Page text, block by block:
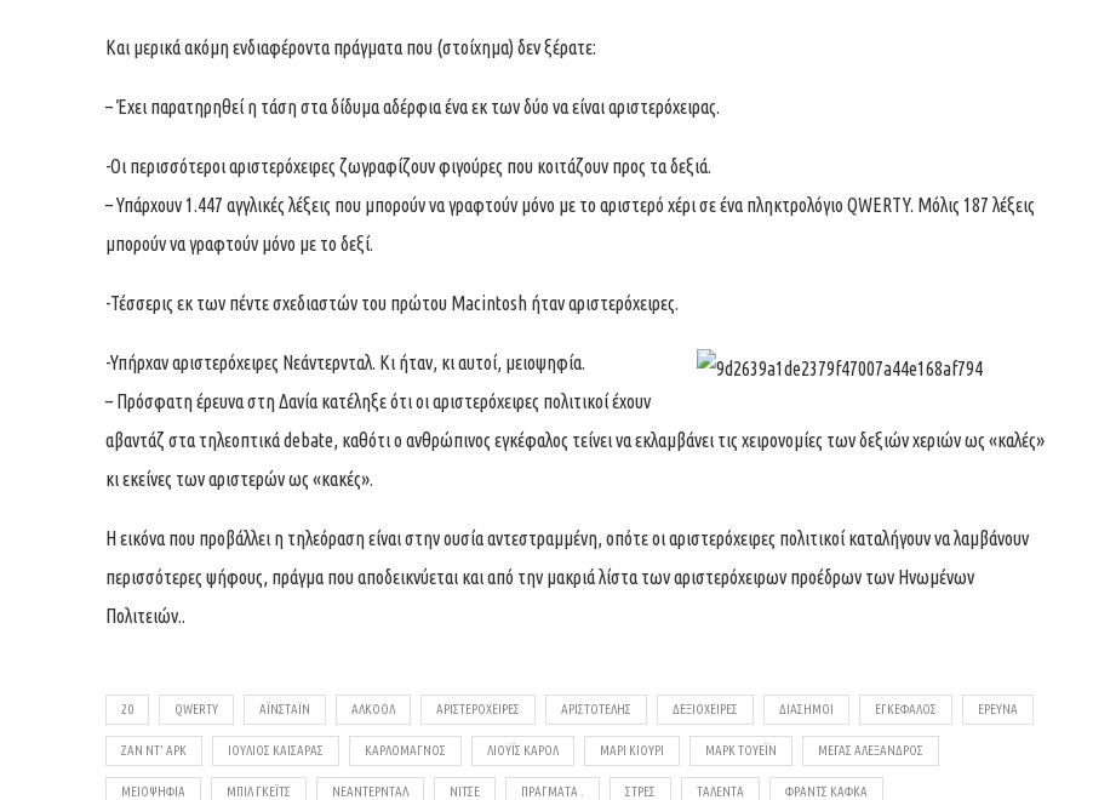
Και μερικά ακόμη ενδιαφέροντα πράγματα που (στοίχημα) δεν ξέρατε:
– Έχει παρατηρηθεί η τάση στα δίδυμα αδέρφια ένα εκ των δύο να είναι αριστερόχειρας.
-Οι περισσότεροι αριστερόχειρες ζωγραφίζουν φιγούρες που κοιτάζουν προς τα δεξιά.
– Υπάρχουν 1.447 αγγλικές λέξεις που μπορούν να γραφτούν μόνο με το αριστερό χέρι σε ένα πληκτρολόγιο QWERTY. Μόλις 187 λέξεις
μπορούν να γραφτούν μόνο με το δεξί.
-Τέσσερις εκ των πέντε σχεδιαστών του πρώτου Macintosh ήταν αριστερόχειρες.
-Υπήρχαν αριστερόχειρες Νεάντερνταλ. Κι ήταν, κι αυτοί, μειοψηφία.
– Πρόσφατη έρευνα στη Δανία κατέληξε ότι οι αριστερόχειρες πολιτικοί έχουν
αβαντάζ στα τηλεοπτικά debate, καθότι ο ανθρώπινος εγκέφαλος τείνει να εκλαμβάνει τις χειρονομίες των δεξιών χεριών ως «καλές»
κι εκείνες των αριστερών ως «κακές».
Η εικόνα που προβάλλει η τηλεόραση είναι στην ουσία αντεστραμμένη, οπότε οι αριστερόχειρες πολιτικοί καταλήγουν να λαμβάνουν
περισσότερες ψήφους, πράγμα που αποδεικνύεται και από την μακριά λίστα των αριστερόχειρων προέδρων των Ηνωμένων
Πολιτειών..
20 QWERTY ΆΙΝΣΤΑΪΝ ΑΛΚΟΟΛ ΑΡΙΣΤΕΡΌΧΕΙΡΕΣ ΑΡΙΣΤΟΤΈΛΗΣ ΔΕΞΙΟΧΕΙΡΕΣ ΔΙΑΣΗΜΟΙ ΕΓΚΈΦΑΛΟΣ ΈΡΕΥΝΑ
ΖΑΝ ΝΤ’ ΑΡΚ ΙΟΎΛΙΟΣ ΚΑΊΣΑΡΑΣ ΚΑΡΛΟΜΆΓΝΟΣ ΛΙΟΎΙΣ ΚΆΡΟΛ ΜΑΡΊ ΚΙΟΥΡΊ ΜΑΡΚ ΤΟΥΈΙΝ ΜΈΓΑΣ ΑΛΈΞΑΝΔΡΟΣ
ΜΕΙΟΨΗΦΊΑ ΜΠΙΛ ΓΚΈΙΤΣ ΝΕΆΝΤΕΡΝΤΑΛ ΝΊΤΣΕ ΠΡΑΓΜΑΤΑ . ΣΤΡΕΣ ΤΑΛΈΝΤΑ ΦΡΑΝΤΣ ΚΆΦΚΑ